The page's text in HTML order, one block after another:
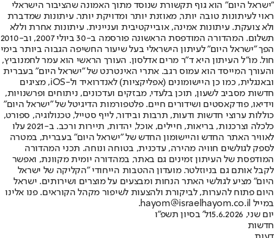
"ישראל היום" הוא גוף תקשורת שנוסד מתוך האמונה שהציבור הישראלי
ראוי לעיתונות טובה יותר, מאוזנת יותר ומדויקת יותר. עיתונות שמדברת
ולא צועקת. עיתונות אמינה, אובייקטיבית ועניינית. עיתונות אחרת וללא
תשלום. המהדורה המודפסת הראשונה פורסמה ב-30 ביולי 2007, וב-2010
הפך "ישראל היום" לעיתון הישראלי בעל שיעור החשיפה הגבוה ביותר בימי
חול. מו"ל העיתון היא ד"ר מרים אדלסון. העורך הראשי הוא עמר לחמנוביץ,
והעורך המייסד הוא עמוס רגב. אתרי האינטרנט של "ישראל היום" בעברית
ובאנגלית, כמו כן היישומונים (אפליקציות) לאנדרואיד ול-iOS, מציגים
חדשות מסביב לשעון, תוכן בלעדי, מבזקים ועדכונים, ניתוחים ופרשנויות,
וידיאו, פודקאסטים ושידורים חיים. פלטפורמות הדיגיטל של "ישראל היום"
כוללות ערוצי חדשות ודעות, תרבות ובידור, לייף סטייל, טכנולוגיה, ספורט,
כלכלה וצרכנות, בריאות, חיילים, אוכל, יהדות, תיירות ורכב. ב-2021 עלו
לאוויר האתר החדש והיישומון החדש של "ישראל היום" בעברית, במטרה
לספק לגולשים חוויה מהירה, עדכנית, בטוחה ונוחה. תכני המהדורה
המודפסת של העיתון זמינים גם באתר, במהדורה יומית מקוונת, ואפשר
לקבל אותם גם בניוזלטר. מועדון ההטבות הייחודי "הקליקה של ישראל
היום" מציע לגולשי האתר הנחות ומבצעים על מוצרים ושירותים. ישראל
היום פתוח להערות, לביקורת ולהצעות לשיפור מקהל הקוראים. פנו אלינו
במייל hayom@israelhayom.co.il.
יום שני, 15.6.2026
ל' בסיון תשפ"ו
חדשות